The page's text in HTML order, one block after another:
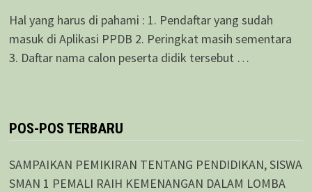
Hal yang harus di pahami : 1. Pendaftar yang sudah
masuk di Aplikasi PPDB 2. Peringkat masih sementara
3. Daftar nama calon peserta didik tersebut …
POS-POS TERBARU
SAMPAIKAN PEMIKIRAN TENTANG PENDIDIKAN, SISWA
SMAN 1 PEMALI RAIH KEMENANGAN DALAM LOMBA